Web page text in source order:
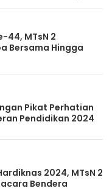
44, MTsN 2
Bersama Hingga
Pikat Perhatian
Pendidikan 2024
2024, MTsN 2